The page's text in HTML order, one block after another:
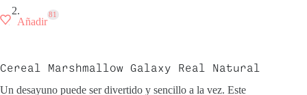
Añadir
81
Cereal Marshmallow Galaxy Real Natural
Un desayuno puede ser divertido y sencillo a la vez. Este